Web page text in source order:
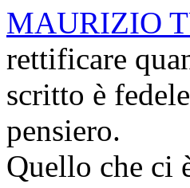
MAURIZIO
rettificare
scritto è
pensiero.
Quello che ci